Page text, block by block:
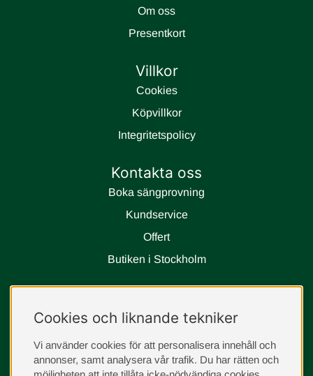
Om oss
Presentkort
Villkor
Cookies
Köpvillkor
Integritetspolicy
Kontakta oss
Boka sängprovning
Kundservice
Offert
Butiken i Stockholm
instagram
Cookies och liknande tekniker
Vi använder cookies för att personalisera innehåll och
annonser, samt analysera vår trafik. Du har rätten och